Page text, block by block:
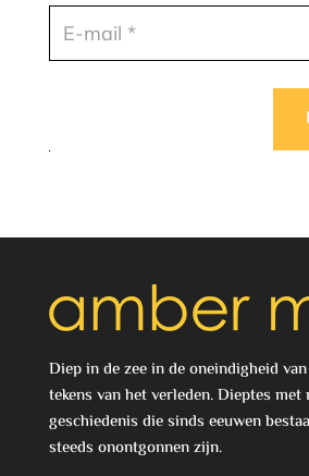
Diep in de zee in de oneindigheid
tekens van het verleden. Dieptes
geschiedenis die sinds eeuwen
steeds onontgonnen zijn.